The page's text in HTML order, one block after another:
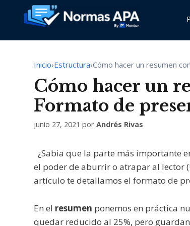
Márgenes
Tipo de letra
Interlineado
Alineación del párrafo
Título y subtítulos
Ensayo: Cómo escribirlo
Monografía: Cómo escribirla
Esquema: Cómo hacer uno
Hipótesis en un trabajo
Citar capítulo de libro
Citar trabajo de tesis
Citar informe o PDF
Citar artículos científicos
Inicio›Estructura›Cómo hacer un resumen
Cómo hacer un
Formato de
junio 27, 2021 por Andrés Rivas
¿Sabia que la parte más importante
el poder de aburrir o atrapar al lector
artículo te detallamos el formato de
En el resumen ponemos en práctica
quedar reducido al 25%, pero